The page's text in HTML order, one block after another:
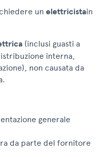
un elettricistain
(inclusi guasti a
interna,
non causata da
generale
da parte del fornitore